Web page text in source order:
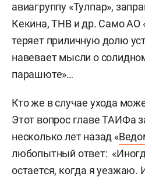
авиагруппу «Тулпар»,
Кекина, ТНВ и др. Само АО
теряет приличную долю
навевает мысли о
парашюте»…
Кто же в случае ухода
Этот вопрос главе ТАИФа
несколько лет назад «
любопытный ответ:
остается, когда я уезжаю.